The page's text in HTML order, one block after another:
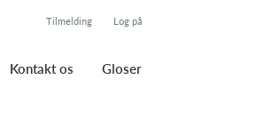
Tilmelding Log på
Kontakt os Gloser